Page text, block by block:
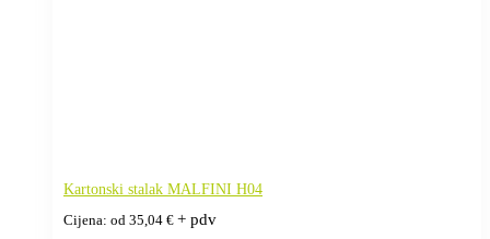
Kartonski stalak MALFINI H04
Cijena: od 35,04 € + pdv